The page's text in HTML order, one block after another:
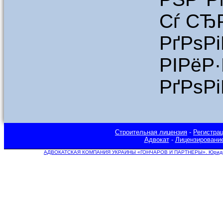
Сѓ
Строительная лицензия -
Адвокат-
АДВОКАТСКАЯ КОМПАНИЯ УКРАИНЫ «ГОНЧАРОВ И ПАРТНЕРЫ».